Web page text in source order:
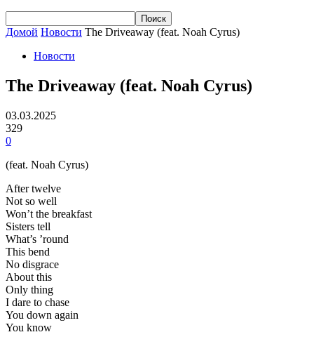
Домой Новости The Driveaway (feat. Noah Cyrus)
Новости
The Driveaway (feat. Noah Cyrus)
03.03.2025
329
0
(feat. Noah Cyrus)
After twelve
Not so well
Won’t the breakfast
Sisters tell
What’s ’round
This bend
No disgrace
About this
Only thing
I dare to chase
You down again
You know